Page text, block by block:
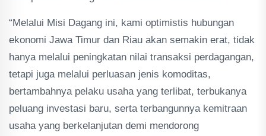
“Melalui Misi Dagang ini, kami optimistis hubungan
ekonomi Jawa Timur dan Riau akan semakin erat, tidak
hanya melalui peningkatan nilai transaksi perdagangan,
tetapi juga melalui perluasan jenis komoditas,
bertambahnya pelaku usaha yang terlibat, terbukanya
peluang investasi baru, serta terbangunnya kemitraan
usaha yang berkelanjutan demi mendorong